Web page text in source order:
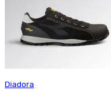
Diadora